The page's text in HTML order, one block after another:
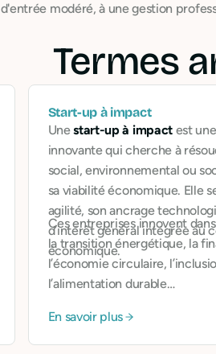
modéré, à une gestion
Termes
Start-up à impact
Unestart-up à impactest
innovante qui cherche à
social, environnemental ou
sa viabilité économique. Elle
agilité, son ancrage
d’intérêt général intégrée au
économique.
Ces entreprises innovent
la transition énergétique, la
l’économie circulaire,
l’alimentation durable…
En savoir plus